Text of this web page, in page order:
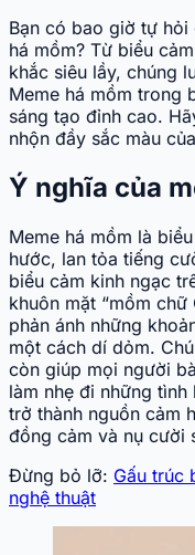
Bạn có bao giờ tự hỏi
há mồm? Từ biểu
khắc siêu lầy, chúng
Meme há mồm trong
sáng tạo đỉnh cao.
nhộn đầy sắc màu
Ý nghĩa của
Meme há mồm là
hước, lan tỏa tiếng
biểu cảm kinh ngạc
khuôn mặt “mồm chữ
phản ánh những
một cách dí dỏm.
còn giúp mọi người
làm nhẹ đi những
trở thành nguồn cảm
đồng cảm và nụ cười
Đừng bỏ lỡ: Gấu trúc
nghệ thuật